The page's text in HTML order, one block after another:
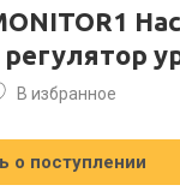
В избранное
о поступлении